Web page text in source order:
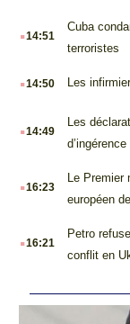
.14:51
Cuba
terroristes
.14:50 Les
.14:49
Les
.16:23
Le Premier
européen
.16:21
Petro
conflit en